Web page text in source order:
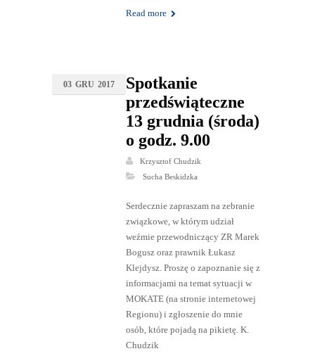
Read more
03 GRU 2017
Spotkanie
przedświąteczne
13 grudnia (środa)
o godz. 9.00
Krzysztof Chudzik
Sucha Beskidzka
Serdecznie zapraszam na zebranie
związkowe, w którym udział
weźmie przewodniczący ZR Marek
Bogusz oraz prawnik Łukasz
Klejdysz. Proszę o zapoznanie się z
informacjami na temat sytuacji w
MOKATE (na stronie internetowej
Regionu) i zgłoszenie do mnie
osób, które pojadą na pikietę. K.
Chudzik